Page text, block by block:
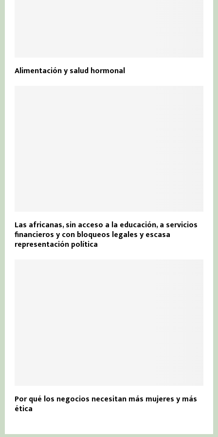
Alimentación y salud hormonal
Las africanas, sin acceso a la educación, a servicios
financieros y con bloqueos legales y escasa
representación política
Por qué los negocios necesitan más mujeres y más
ética